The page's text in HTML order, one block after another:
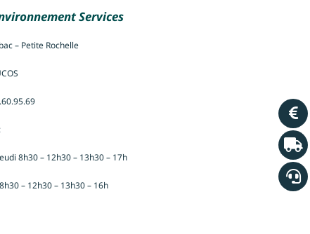
Services
– Petite Rochelle
8h30 – 12h30 – 13h30 – 17h
– 12h30 – 13h30 – 16h